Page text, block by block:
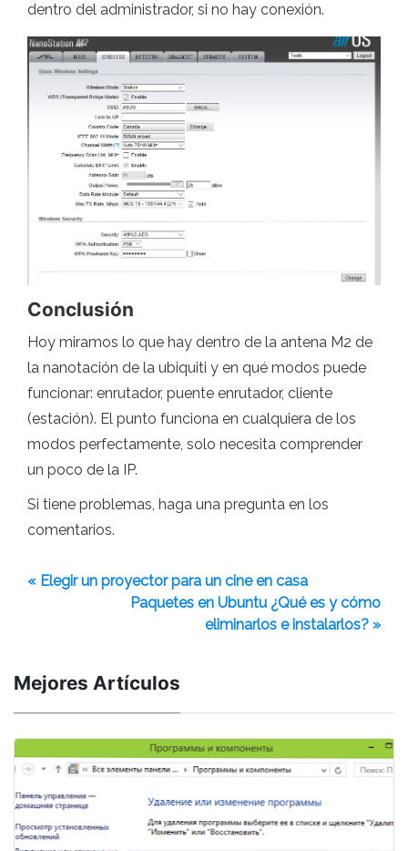
dentro del administrador, si no hay conexión.
Conclusión
Hoy miramos lo que hay dentro de la antena M2 de
la nanotación de la ubiquiti y en qué modos puede
funcionar: enrutador, puente enrutador, cliente
(estación). El punto funciona en cualquiera de los
modos perfectamente, solo necesita comprender
un poco de la IP.
Si tiene problemas, haga una pregunta en los
comentarios.
« Elegir un proyector para un cine en casa
Paquetes en Ubuntu ¿Qué es y cómo
eliminarlos e instalarlos? »
Mejores Artículos